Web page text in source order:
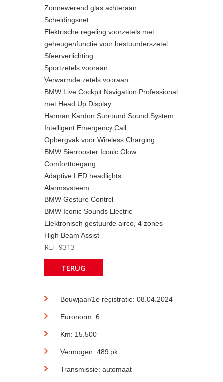
Zonnewerend glas achteraan
Scheidingsnet
Elektrische regeling voorzetels met
geheugenfunctie voor bestuurderszetel
Sfeerverlichting
Sportzetels vooraan
Verwarmde zetels vooraan
BMW Live Cockpit Navigation Professional
met Head Up Display
Harman Kardon Surround Sound System
Intelligent Emergency Call
Opbergvak voor Wireless Charging
BMW Sierrooster Iconic Glow
Comforttoegang
Adaptive LED headlights
Alarmsysteem
BMW Gesture Control
BMW Iconic Sounds Electric
Elektronisch gestuurde airco, 4 zones
High Beam Assist
REF 9313
TERUG
Bouwjaar/1e registratie: 08.04.2024
Euronorm: 6
Km: 15.500
Vermogen: 489 pk
Transmissie: automaat